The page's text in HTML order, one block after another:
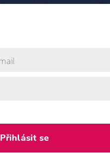
Přihlásit se